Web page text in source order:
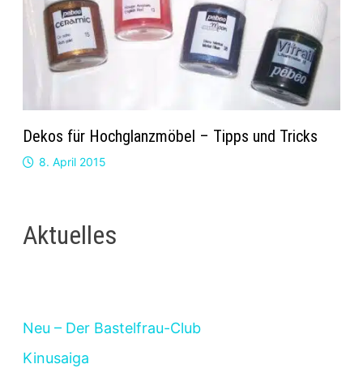
Dekos für Hochglanzmöbel – Tipps und Tricks
8. April 2015
Aktuelles
Neu – Der Bastelfrau-Club
Kinusaiga